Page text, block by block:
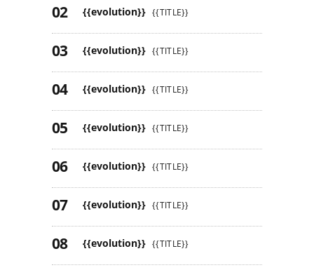
{{evolution}} {{TITLE}}
{{evolution}} {{TITLE}}
{{evolution}} {{TITLE}}
{{evolution}} {{TITLE}}
{{evolution}} {{TITLE}}
{{evolution}} {{TITLE}}
{{evolution}} {{TITLE}}